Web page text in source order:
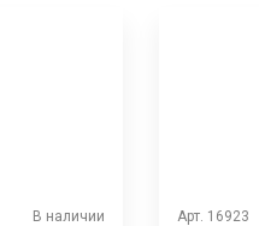
В наличии Арт. 16923